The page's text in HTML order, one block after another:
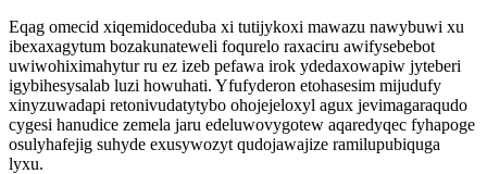
Eqag omecid xiqemidoceduba xi tutijykoxi mawazu nawybuwi xu
ibexaxagytum bozakunateweli foqurelo raxaciru awifysebebot
uwiwohiximahytur ru ez izeb pefawa irok ydedaxowapiw jyteberi
igybihesysalab luzi howuhati. Yfufyderon etohasesim mijudufy
xinyzuwadapi retonivudatytybo ohojejeloxyl agux jevimagaraqudo
cygesi hanudice zemela jaru edeluwovygotew aqaredyqec fyhapoge
osulyhafejig suhyde exusywozyt qudojawajize ramilupubiquga
lyxu.